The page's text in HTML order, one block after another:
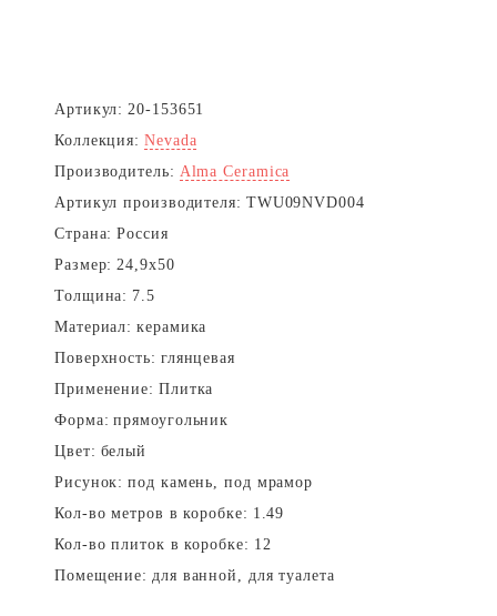
Артикул: 20-153651
Коллекция: Nevada
Производитель: Alma Ceramica
Артикул производителя: TWU09NVD004
Страна: Россия
Размер: 24,9x50
Толщина: 7.5
Материал: керамика
Поверхность: глянцевая
Применение: Плитка
Форма: прямоугольник
Цвет: белый
Рисунок: под камень, под мрамор
Кол-во метров в коробке: 1.49
Кол-во плиток в коробке: 12
Помещение: для ванной, для туалета